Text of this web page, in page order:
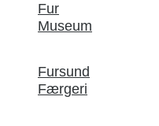
Fur
Museum
Fursund
Færgeri